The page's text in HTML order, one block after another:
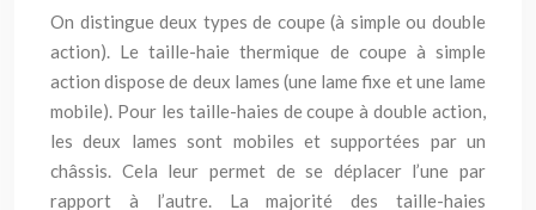
On distingue deux types de coupe (à simple ou double
action). Le taille-haie thermique de coupe à simple
action dispose de deux lames (une lame fixe et une lame
mobile). Pour les taille-haies de coupe à double action,
les deux lames sont mobiles et supportées par un
châssis. Cela leur permet de se déplacer l’une par
rapport à l’autre. La majorité des taille-haies